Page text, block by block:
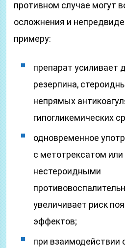
противном случае могут
осложнения и
примеру:
препарат усиливает
резерпина,
непрямых
гипогликемических
одновременное
с метотрексатом или
нестероидными
увеличивает риск
эффектов;
при взаимодействии